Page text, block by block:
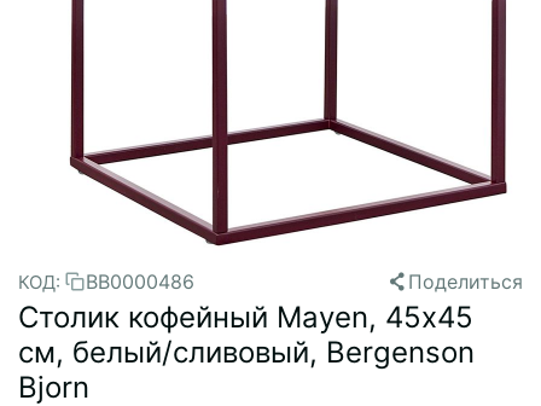
КОД: BB0000486 Поделиться
Столик кофейный Mayen, 45х45
см, белый/сливовый, Bergenson
Bjorn